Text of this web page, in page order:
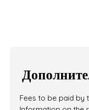
Fees to be paid by